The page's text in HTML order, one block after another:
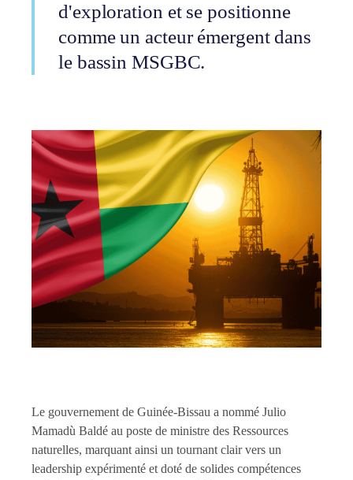
d'exploration et se positionne
comme un acteur émergent dans
le bassin MSGBC.
Le gouvernement de Guinée-Bissau a nommé Julio
Mamadù Baldé au poste de ministre des Ressources
naturelles, marquant ainsi un tournant clair vers un
leadership expérimenté et doté de solides compétences